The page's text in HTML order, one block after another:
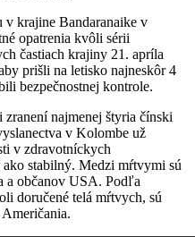
v krajine Bandaranaike v
opatrenia kvôli sérii
častiach krajiny 21. apríla
prišli na letisko najneskôr 4
bezpečnostnej kontrole.
najmenej štyria čínski
v Kolombe už
v zdravotníckych
stabilný. Medzi mŕtvymi sú
a občanov USA. Podľa
doručené telá mŕtvych, sú